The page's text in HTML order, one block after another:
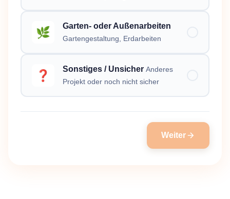
🌿 Garten- oder Außenarbeiten
Gartengestaltung, Erdarbeiten
❓ Sonstiges / Unsicher Anderes
Projekt oder noch nicht sicher
Weiter